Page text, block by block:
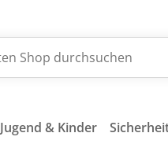
Jugend & Kinder